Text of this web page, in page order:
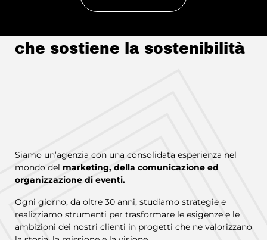
che sostiene la sostenibilità
Siamo un’agenzia con una consolidata esperienza nel
mondo del marketing, della comunicazione ed
organizzazione di eventi.
Ogni giorno, da oltre 30 anni, studiamo strategie e
realizziamo strumenti per trasformare le esigenze e le
ambizioni dei nostri clienti in progetti che ne valorizzano